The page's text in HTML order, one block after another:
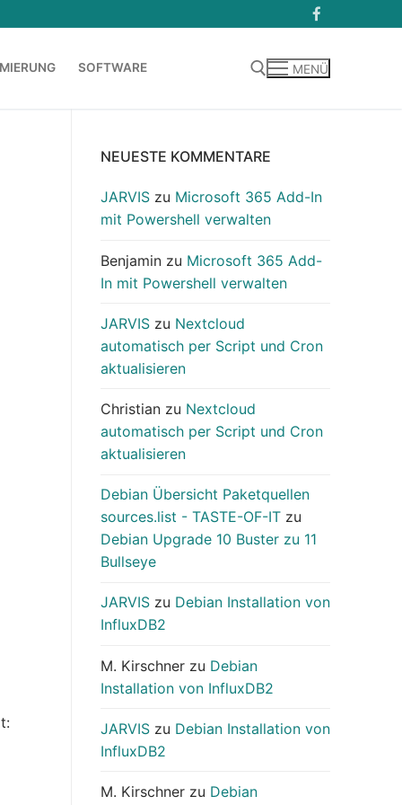
SOFTWARE MENÜ
NEUESTE KOMMENTARE
JARVIS zu Microsoft 365 Add-In
mit Powershell verwalten
Benjamin zu Microsoft 365 Add-
In mit Powershell verwalten
JARVIS zu Nextcloud
automatisch per Script und Cron
aktualisieren
Christian zu Nextcloud
automatisch per Script und Cron
aktualisieren
Debian Übersicht Paketquellen
sources.list - TASTE-OF-IT zu
Debian Upgrade 10 Buster zu 11
Bullseye
JARVIS zu Debian Installation von
InfluxDB2
M. Kirschner zu Debian
Installation von InfluxDB2
JARVIS zu Debian Installation von
InfluxDB2
M. Kirschner zu Debian